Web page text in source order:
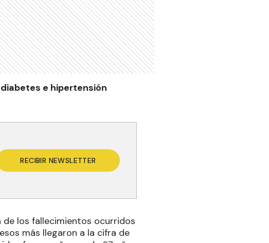
e hipertensión
RECIBIR NEWSLETTER
los fallecimientos ocurridos
más llegaron a la cifra de